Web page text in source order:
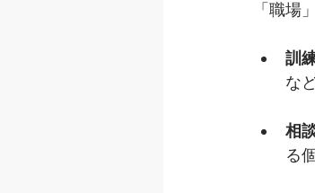
「職場
訓
な
相
る